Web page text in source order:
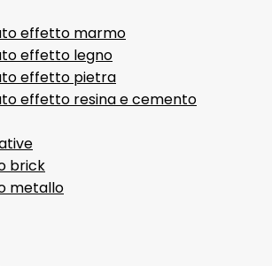
effetto marmo
effetto legno
effetto pietra
effetto resina e cemento
brick
metallo